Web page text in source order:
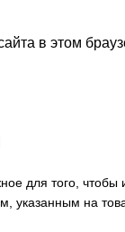
в этом
для того,
указанным на